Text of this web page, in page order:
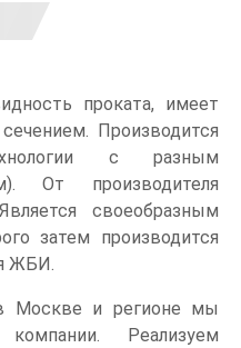
проката, имеет
Производится
с разным
От производителя
своеобразным
затем производится
ЖБИ.
Москве и регионе мы
Реализуем